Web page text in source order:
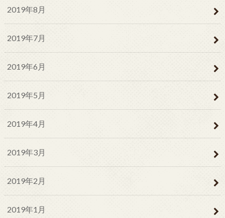
2019年8月
2019年7月
2019年6月
2019年5月
2019年4月
2019年3月
2019年2月
2019年1月